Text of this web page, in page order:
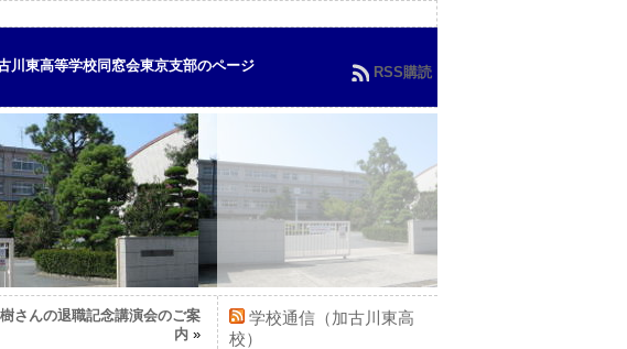
川東高等学校同窓会東京支部のページ RSS購読
さんの退職記念講演会のご案
内 »
学校通信（加古川東高
校）